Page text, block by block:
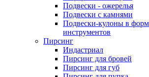
Подвески - ожерелья
Подвески с камнями
Подвески-кулоны в
инструментов
Пирсинг
Индастриал
Пирсинг для бровей
Пирсинг для губ